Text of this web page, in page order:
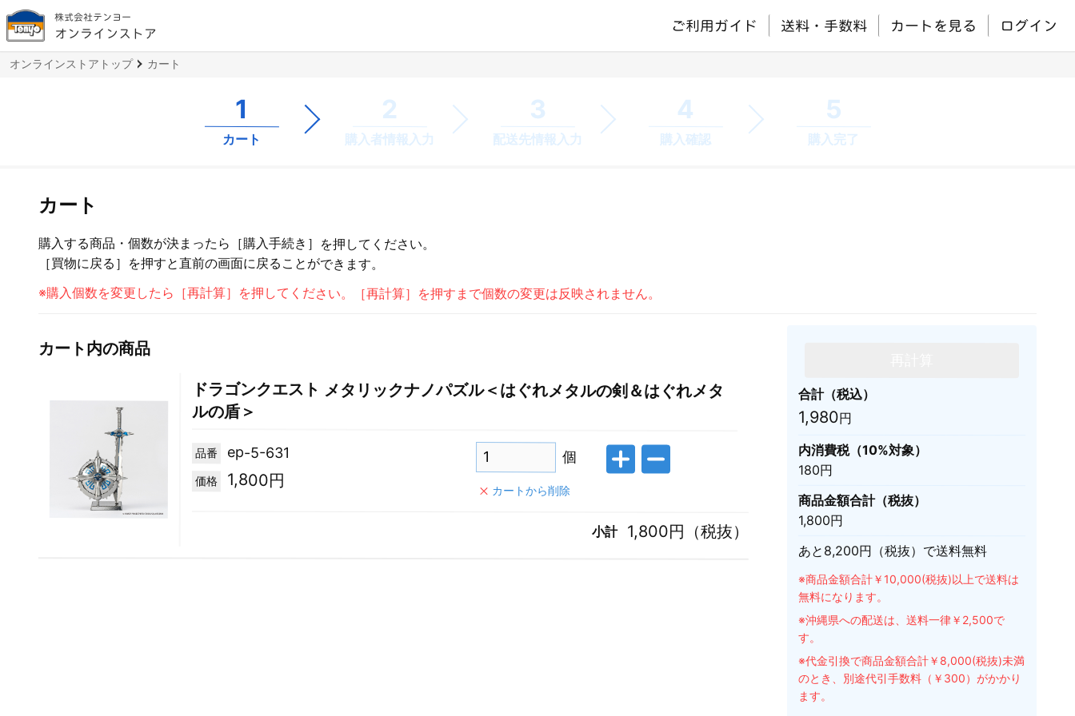
株式会社テンヨー
オンラインストア
ご利用ガイド 送料・手数料 カートを見る ログイン
オンラインストアトップ カート
1
カート
2
購入者情報入力
3
配送先情報入力
4
購入確認
5
購入完了
カート
購入する商品・個数が決まったら［購入手続き］を押してください。
［買物に戻る］を押すと直前の画面に戻ることができます。
※購入個数を変更したら［再計算］を押してください。［再計算］を押すまで個数の変更は反映されません。
カート内の商品
ドラゴンクエスト メタリックナノパズル＜はぐれメタルの剣＆はぐれメタ
ルの盾＞
品番 ep-5-631
価格 1,800円
個
カートから削除
小計 1,800円（税抜）
合計（税込）
1,980円
内消費税（10%対象）
180円
商品金額合計（税抜）
1,800円
あと8,200円（税抜）で送料無料
※商品金額合計￥10,000(税抜)以上で送料は
無料になります。
※沖縄県への配送は、送料一律￥2,500で
す。
※代金引換で商品金額合計￥8,000(税抜)未満
のとき、別途代引手数料（￥300）がかかり
ます。